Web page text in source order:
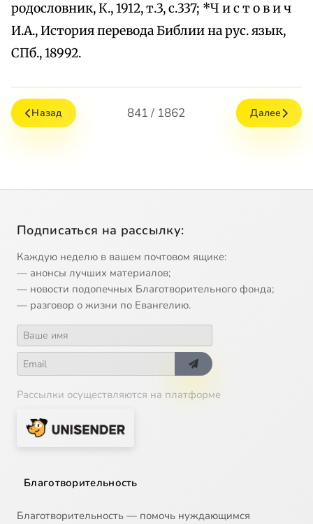
родословник, К., 1912, т.3, с.337; *Ч и с т о в и ч
И.А., История перевода Библии на рус. язык,
СПб., 18992.
Назад 841 / 1862 Далее
Подписаться на рассылку:
Каждую неделю в вашем почтовом ящике:
— анонсы лучших материалов;
— новости подопечных Благотворительного фонда;
— разговор о жизни по Евангелию.
Рассылки осуществляются на платформе
Благотворительность
Благотворительность — помочь нуждающимся